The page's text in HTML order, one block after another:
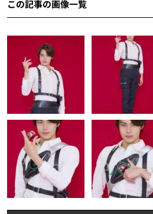
この記事の画像一覧